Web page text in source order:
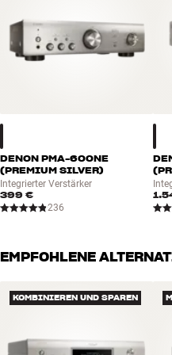
DENON PMA-600NE
(PREMIUM SILVER)
Integrierter Verstärker
399 €
236
EMPFOHLENE
KOMBINIEREN UND SPAREN